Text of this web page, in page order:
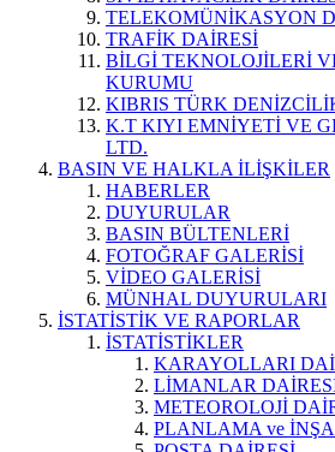
TELEKOMÜNİKASYON
TRAFİK DAİRESİ
BİLGİ TEKNOLOJİLERİ
KURUMU
KIBRIS TÜRK
K.T KIYI EMNİYETİ VE
LTD.
BASIN VE HALKLA İLİŞKİLER
HABERLER
DUYURULAR
BASIN BÜLTENLERİ
FOTOĞRAF GALERİSİ
VİDEO GALERİSİ
MÜNHAL DUYURULARI
İSTATİSTİK VE RAPORLAR
İSTATİSTİKLER
KARAYOLLARI
LİMANLAR
METEOROLOJİ
PLANLAMA ve